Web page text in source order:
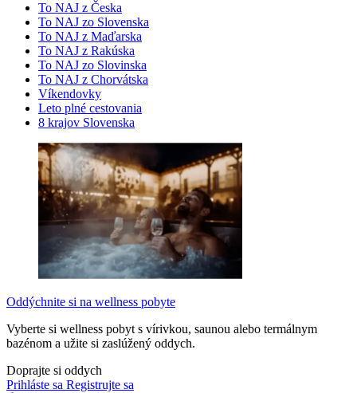
To NAJ z Česka
To NAJ zo Slovenska
To NAJ z Maďarska
To NAJ z Rakúska
To NAJ zo Slovinska
To NAJ z Chorvátska
Víkendovky
Leto plné cestovania
8 krajov Slovenska
Oddýchnite si na wellness pobyte
Vyberte si wellness pobyt s vírivkou, saunou alebo termálnym
bazénom a užite si zaslúžený oddych.
Doprajte si oddych
Prihláste sa Registrujte sa